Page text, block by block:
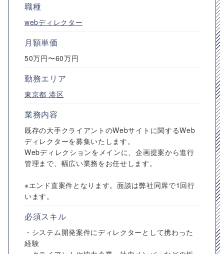
職種
webディレクター
月額単価
50万円〜60万円
勤務エリア
東京都 港区
業務内容
既存の大手クライアントのWebサイトに関するWeb
ディレクターを募集いたします。
Webディレクションをメインに、企画提案から進行
管理まで、幅広い業務をお任せします。
※エンド直案件となります。面談は弊社同席で1回行
います。
必須スキル
・システム開発案件にディレクターとして携わった
経験